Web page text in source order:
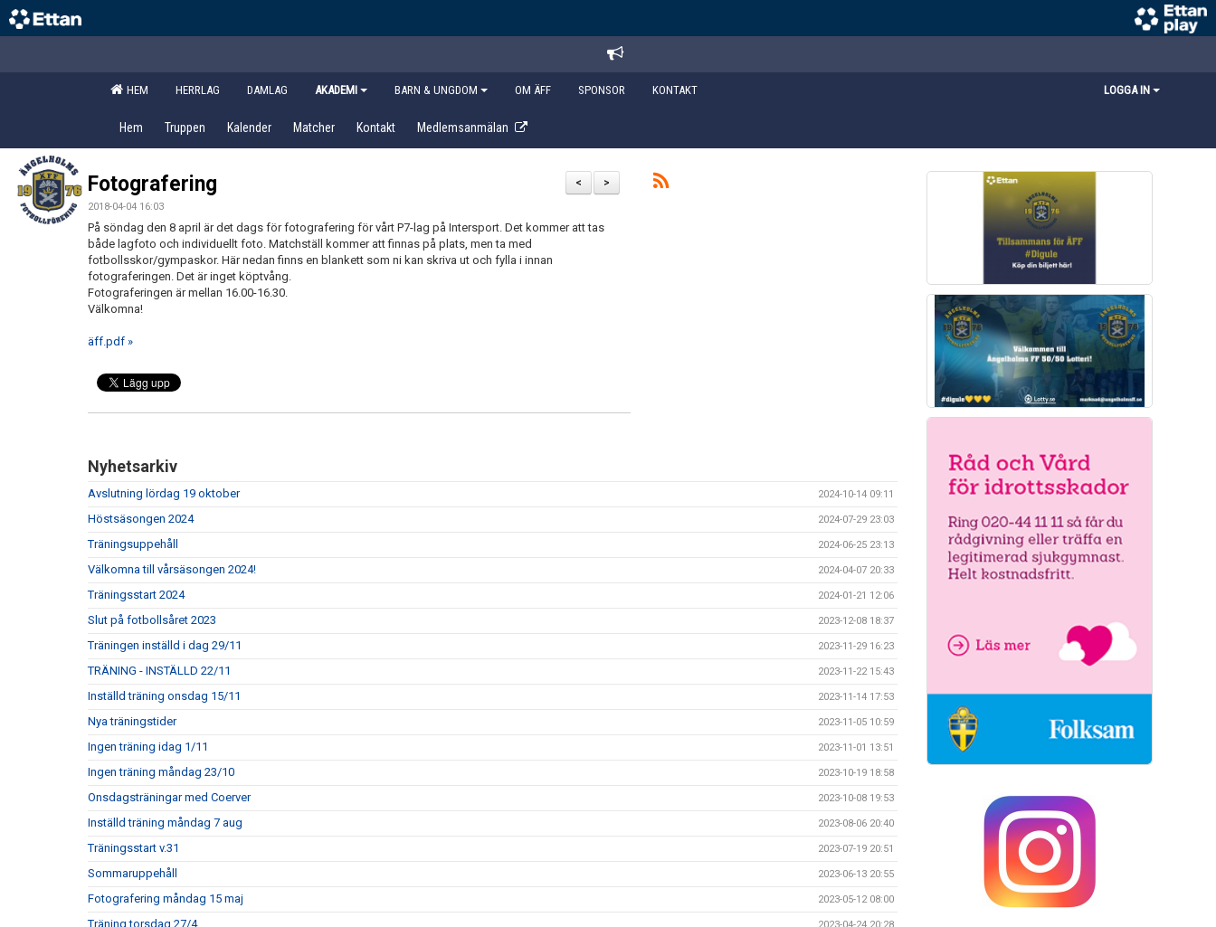
HEM HERRLAG DAMLAG AKADEMI BARN & UNGDOM OM ÄFF SPONSOR KONTAKT LOGGA IN
Hem Truppen Kalender Matcher Kontakt Medlemsanmälan
>
<
Fotografering
2018-04-04 16:03
På söndag den 8 april är det dags för fotografering för vårt P7-lag på Intersport. Det kommer att tas
både lagfoto och individuellt foto. Matchställ kommer att finnas på plats, men ta med
fotbollsskor/gympaskor. Här nedan finns en blankett som ni kan skriva ut och fylla i innan
fotograferingen. Det är inget köptvång.
Fotograferingen är mellan 16.00-16.30.
Välkomna!
äff.pdf »
Nyhetsarkiv
Avslutning lördag 19 oktober 2024-10-14 09:11
Höstsäsongen 2024 2024-07-29 23:03
Träningsuppehåll 2024-06-25 23:13
Välkomna till vårsäsongen 2024! 2024-04-07 20:33
Träningsstart 2024 2024-01-21 12:06
Slut på fotbollsåret 2023 2023-12-08 18:37
Träningen inställd i dag 29/11 2023-11-29 16:23
TRÄNING - INSTÄLLD 22/11 2023-11-22 15:43
Inställd träning onsdag 15/11 2023-11-14 17:53
Nya träningstider 2023-11-05 10:59
Ingen träning idag 1/11 2023-11-01 13:51
Ingen träning måndag 23/10 2023-10-19 18:58
Onsdagsträningar med Coerver 2023-10-08 19:53
Inställd träning måndag 7 aug 2023-08-06 20:40
Träningsstart v.31 2023-07-19 20:51
Sommaruppehåll 2023-06-13 20:55
Fotografering måndag 15 maj 2023-05-12 08:00
Träning torsdag 27/4